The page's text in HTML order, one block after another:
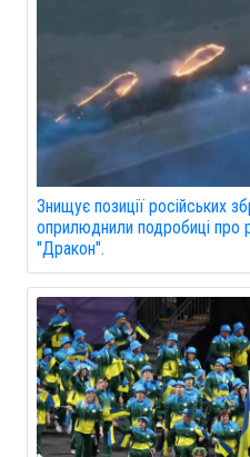
Знищує позиції російських
оприлюднили подробиці про
"Дракон".